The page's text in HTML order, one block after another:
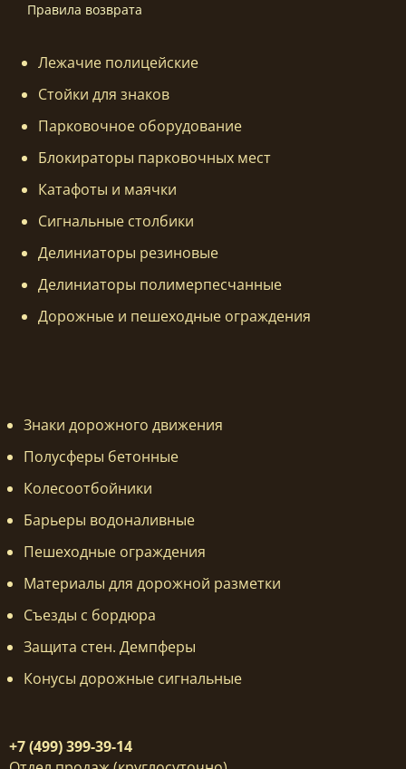
Правила возврата
Лежачие полицейские
Стойки для знаков
Парковочное оборудование
Блокираторы парковочных мест
Катафоты и маячки
Сигнальные столбики
Делиниаторы резиновые
Делиниаторы полимерпесчанные
Дорожные и пешеходные ограждения
Знаки дорожного движения
Полусферы бетонные
Колесоотбойники
Барьеры водоналивные
Пешеходные ограждения
Материалы для дорожной разметки
Съезды с бордюра
Защита стен. Демпферы
Конусы дорожные сигнальные
+7 (499) 399-39-14